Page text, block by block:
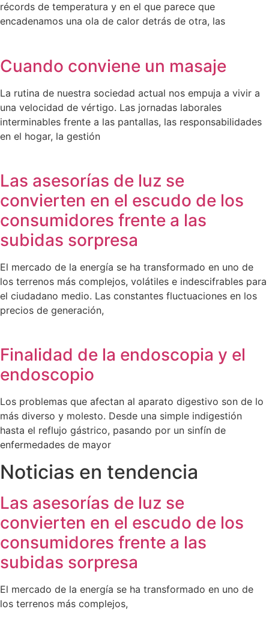
récords de temperatura y en el que parece que
encadenamos una ola de calor detrás de otra, las
Cuando conviene un masaje
La rutina de nuestra sociedad actual nos empuja a vivir a
una velocidad de vértigo. Las jornadas laborales
interminables frente a las pantallas, las responsabilidades
en el hogar, la gestión
Las asesorías de luz se
convierten en el escudo de los
consumidores frente a las
subidas sorpresa
El mercado de la energía se ha transformado en uno de
los terrenos más complejos, volátiles e indescifrables para
el ciudadano medio. Las constantes fluctuaciones en los
precios de generación,
Finalidad de la endoscopia y el
endoscopio
Los problemas que afectan al aparato digestivo son de lo
más diverso y molesto. Desde una simple indigestión
hasta el reflujo gástrico, pasando por un sinfín de
enfermedades de mayor
Noticias en tendencia
Las asesorías de luz se
convierten en el escudo de los
consumidores frente a las
subidas sorpresa
El mercado de la energía se ha transformado en uno de
los terrenos más complejos,